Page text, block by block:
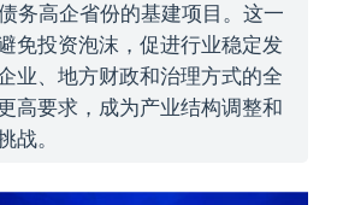
务高企省份的基建项目。这一
免投资泡沫，促进行业稳定发
业、地方财政和治理方式的全
高要求，成为产业结构调整和
战。